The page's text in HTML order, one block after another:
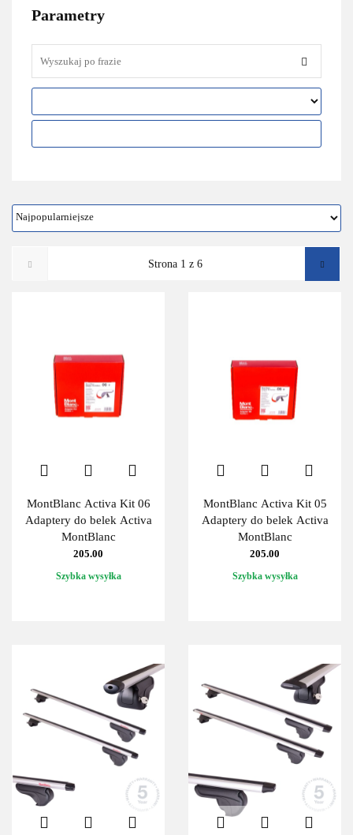
Parametry
MontBlanc Activa Kit 06
Adaptery do belek Activa
MontBlanc
205.00
Szybka wysyłka
MontBlanc Activa Kit 05
Adaptery do belek Activa
MontBlanc
205.00
Szybka wysyłka